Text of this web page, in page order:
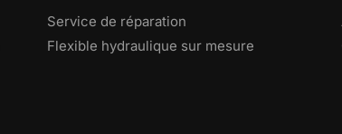
Service de réparation
Flexible hydraulique sur mesure